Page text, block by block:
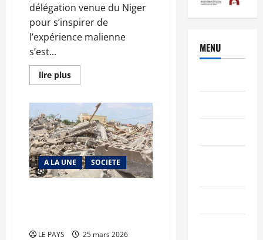
délégation venue du Niger
pour s’inspirer de
l’expérience malienne
s’est...
lire plusEn
savoir
Bonne
organisation
du
Baccalauréat
:
une
délégation
nigérienne
à
l’école
Bamako
A LA UNE SOCIETE
LE PAYS
25 mars 2026
MENU